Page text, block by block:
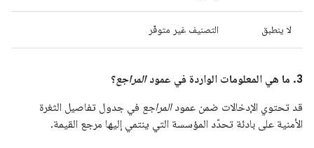
لا ينطبق التصنيف غير متوفّر
3. ما هي المعلومات الواردة في عمود المراجع؟
قد تحتوي الإدخالات ضمن عمودالمراجع في جدول تفاصيل الثغرة
الأمنية على بادئة تحدّد المؤسسة التي ينتمي إليها مرجع القيمة.